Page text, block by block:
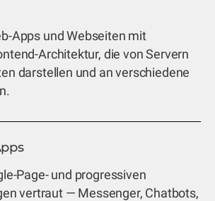
Apps und Webseiten mit
Architektur, die von Servern
darstellen und an verschiedene
Page- und progressiven
vertraut — Messenger, Chatbots,